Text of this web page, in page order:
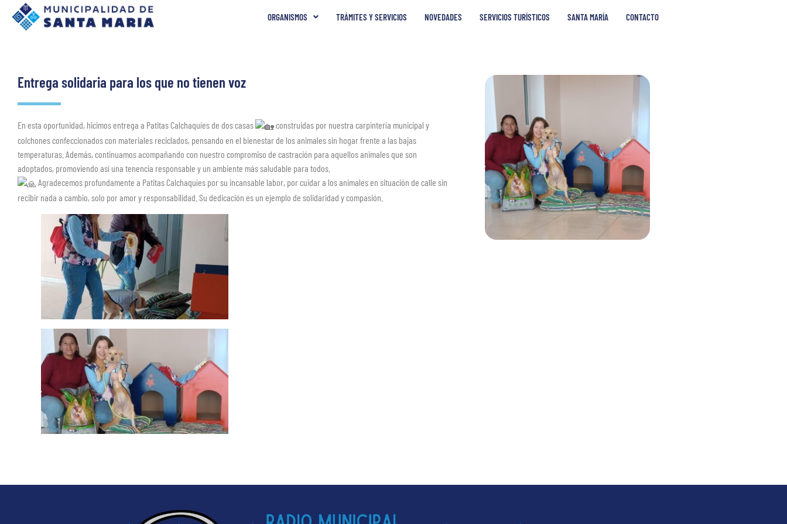
ORGANISMOS TRÁMITES Y SERVICIOS NOVEDADES SERVICIOS TURÍSTICOS SANTA MARÍA CONTACTO
Entrega solidaria para los que no tienen voz
En esta oportunidad, hicimos entrega a Patitas Calchaquíes de dos casas
construidas por nuestra carpintería municipal y
colchones confeccionados con materiales reciclados, pensando en el bienestar de los animales sin hogar frente a las bajas
temperaturas. Además, continuamos acompañando con nuestro compromiso de castración para aquellos animales que son
adoptados, promoviendo así una tenencia responsable y un ambiente más saludable para todos.
Agradecemos profundamente a Patitas Calchaquíes por su incansable labor, por cuidar a los animales en situación de calle sin
recibir nada a cambio, solo por amor y responsabilidad. Su dedicación es un ejemplo de solidaridad y compasión.